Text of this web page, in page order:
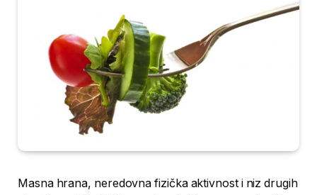
Masna hrana, neredovna fizička aktivnost i niz drugih